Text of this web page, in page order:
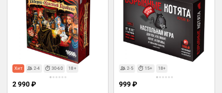
Хит 2-4 30-60 18+
2 990 ₽
2-5 15+ 18+
999 ₽